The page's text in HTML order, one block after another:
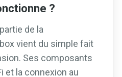
?
de la
vient du simple fait
Ses composants
et la connexion au